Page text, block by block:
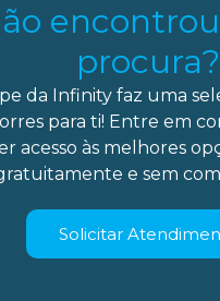
procura?
da Infinity faz uma
para ti! Entre em
acesso às melhores
e sem
Solicitar